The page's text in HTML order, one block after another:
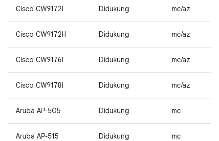
Cisco CW9172I Didukung mc/az
Cisco CW9172H Didukung mc/az
Cisco CW9176I Didukung mc/az
Cisco CW9178I Didukung mc/az
Aruba AP-505 Didukung mc
Aruba AP-515 Didukung mc